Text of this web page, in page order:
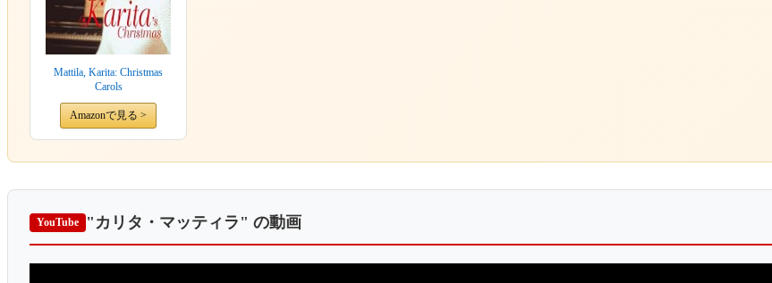
Mattila, Karita: Christmas
Carols
Amazonで見る >
YouTube "カリタ・マッティラ" の動画